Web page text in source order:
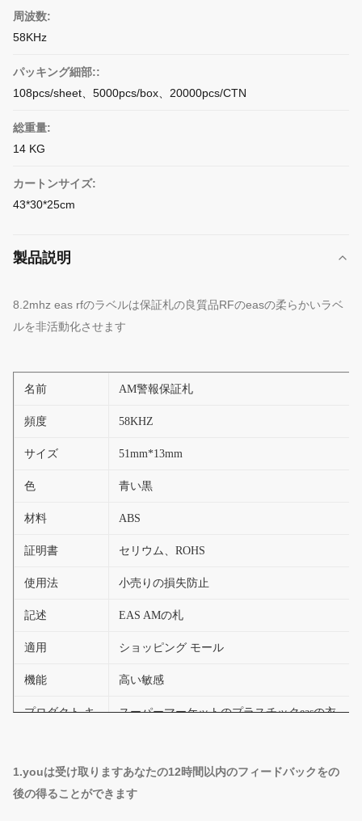
周波数:
58KHz
パッキング細部::
108pcs/sheet、5000pcs/box、20000pcs/CTN
総重量:
14 KG
カートンサイズ:
43*30*25cm
製品説明
8.2mhz eas rfのラベルは保証札の良質品RFのeasの柔らかいラベ
ルを非活動化させます
名前 AM警報保証札
頻度 58KHZ
サイズ 51mm*13mm
色 青い黒
材料 ABS
証明書 セリウム、ROHS
使用法 小売りの損失防止
記述 EAS AMの札
適用 ショッピング モール
機能 高い敏感
プロダクト キ
スーパーマーケットのプラスチックeasの衣
1.youは受け取りますあなたの12時間以内のフィードバックをの
後の得ることができます